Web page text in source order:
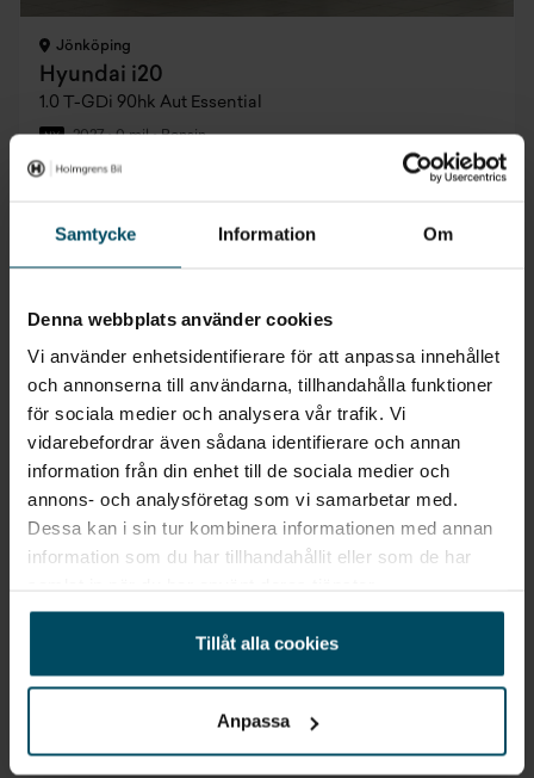
Samtycke Information Om
Denna webbplats använder cookies
Vi använder enhetsidentifierare för att anpassa innehållet
och annonserna till användarna, tillhandahålla funktioner
för sociala medier och analysera vår trafik. Vi
vidarebefordrar även sådana identifierare och annan
information från din enhet till de sociala medier och
annons- och analysföretag som vi samarbetar med.
Dessa kan i sin tur kombinera informationen med annan
information som du har tillhandahållit eller som de har
Tillåt alla cookies
Anpassa
Jönköping
Hyundai i20
1.0 T-GDi 90hk Aut Essential
NY 2027 •0 mil •Bensin
Pris
280 900 kr 3 258 kr/mån
Att låna kostar pengar!
Om du inte kan betala tillbaka skulden i tid riskerar
du en betalningsanmärkning. Det kan leda till
svårigheter att få hyra bostad, teckna abonnemang
skuldrådgivningen i din kommun. Kontaktuppgifter
finns påkonsumentverket.se.
Inget som riktigt passade?